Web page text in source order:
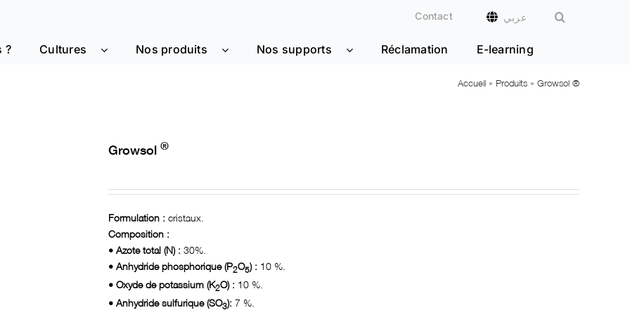
Contact عربي
? Cultures Nos produits Nos supports Réclamation E-learning
Accueil » Produits » Growsol ®
Growsol ®
Formulation :cristaux.
Composition :
• Azote total (N) :30%.
• Anhydride phosphorique (P2O5) :10 %.
• Oxyde de potassium (K2O) :10 %.
• Anhydride sulfurique (SO3):7 %.